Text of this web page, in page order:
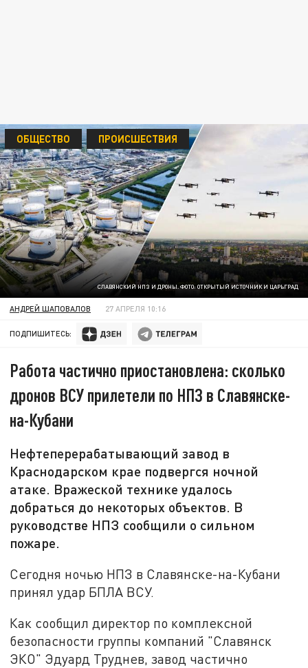
СЛАВЯНСКИЙ НПЗ И ДРОНЫ. ФОТО: ОТКРЫТЫЙ ИСТОЧНИК И ЦАРЬГРАД
ОБЩЕСТВО ПРОИСШЕСТВИЯ
АНДРЕЙ ШАПОВАЛОВ 27 АПРЕЛЯ 10:16
ПОДПИШИТЕСЬ:
Работа частично приостановлена: сколько
дронов ВСУ прилетели по НПЗ в Славянске-
на-Кубани
Нефтеперерабатывающий завод в
Краснодарском крае подвергся ночной
атаке. Вражеской технике удалось
добраться до некоторых объектов. В
руководстве НПЗ сообщили о сильном
пожаре.
Сегодня ночью НПЗ в Славянске-на-Кубани
принял удар БПЛА ВСУ.
Как сообщил директор по комплексной
безопасности группы компаний "Славянск
ЭКО" Эдуард Труднев, завод частично